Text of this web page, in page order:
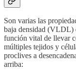
Son varias las
baja densidad (VLDL)
función vital de llevar
múltiples tejidos y
proclives a
arriba: